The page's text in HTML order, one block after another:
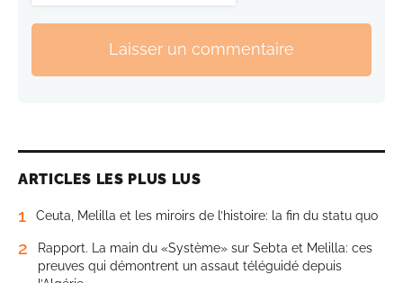
Laisser un commentaire
ARTICLES LES PLUS LUS
1 Ceuta, Melilla et les miroirs de l’histoire: la fin du statu quo
2
Rapport. La main du «Système» sur Sebta et Melilla: ces
preuves qui démontrent un assaut téléguidé depuis